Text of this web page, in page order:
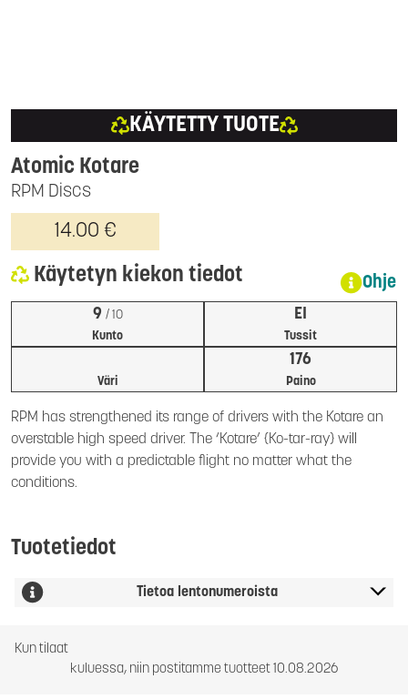
KÄYTETTY TUOTE
RPM Discs
Atomic Kotare
14.00 €
Käytetyn kiekon tiedot Ohje
Kunto
9 / 10
Tussit
EI
Väri Paino
176
RPM has strengthened its range of drivers with the Kotare an
overstable high speed driver. The ‘Kotare’ {Ko-tar-ray} will
provide you with a predictable flight no matter what the
conditions.
Tuotetiedot
Tietoa lentonumeroista
Kun tilaat
kuluessa, niin postitamme tuotteet 10.08.2026